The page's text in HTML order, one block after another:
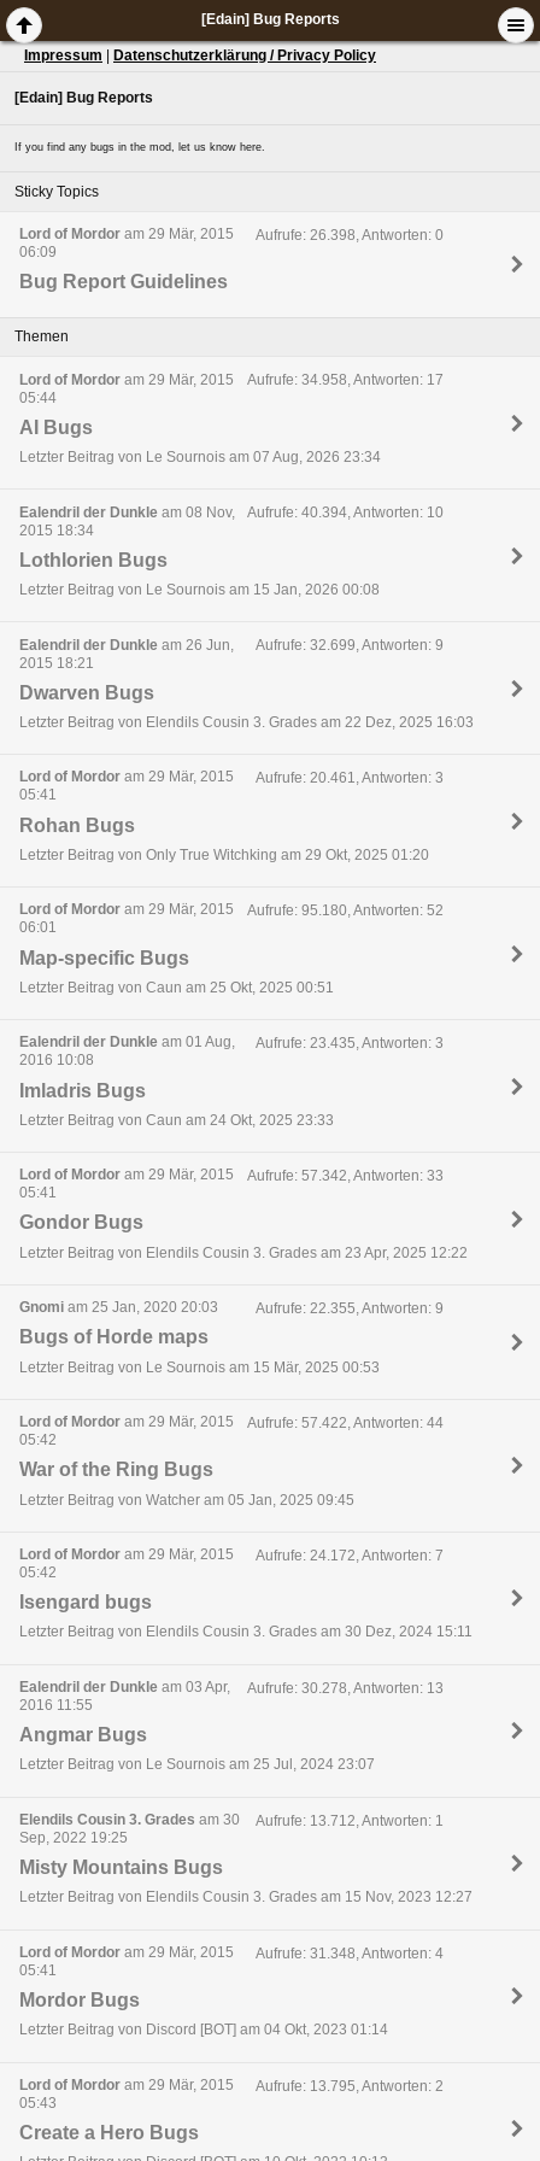
[Edain] Bug Reports
Impressum Datenschutzerklärung / Privacy Policy
[Edain] Bug Reports
If you find any bugs in the mod, let us know here.
Sticky Topics
Lord of Mordor am 29 Mär, 2015
06:09
Aufrufe: 26.398, Antworten: 0
Bug Report Guidelines
Themen
Lord of Mordor am 29 Mär, 2015
05:44
Aufrufe: 34.958, Antworten: 17
AI Bugs
Letzter Beitrag von Le Sournois am 07 Aug, 2026 23:34
Ealendril der Dunkle am 08 Nov,
2015 18:34
Aufrufe: 40.394, Antworten: 10
Lothlorien Bugs
Letzter Beitrag von Le Sournois am 15 Jan, 2026 00:08
Ealendril der Dunkle am 26 Jun,
2015 18:21
Aufrufe: 32.699, Antworten: 9
Dwarven Bugs
Letzter Beitrag von Elendils Cousin 3. Grades am 22 Dez, 2025 16:03
Lord of Mordor am 29 Mär, 2015
05:41
Aufrufe: 20.461, Antworten: 3
Rohan Bugs
Letzter Beitrag von Only True Witchking am 29 Okt, 2025 01:20
Lord of Mordor am 29 Mär, 2015
06:01
Aufrufe: 95.180, Antworten: 52
Map-specific Bugs
Letzter Beitrag von Caun am 25 Okt, 2025 00:51
Ealendril der Dunkle am 01 Aug,
2016 10:08
Aufrufe: 23.435, Antworten: 3
Imladris Bugs
Letzter Beitrag von Caun am 24 Okt, 2025 23:33
Lord of Mordor am 29 Mär, 2015
05:41
Aufrufe: 57.342, Antworten: 33
Gondor Bugs
Letzter Beitrag von Elendils Cousin 3. Grades am 23 Apr, 2025 12:22
Gnomi am 25 Jan, 2020 20:03 Aufrufe: 22.355, Antworten: 9
Bugs of Horde maps
Letzter Beitrag von Le Sournois am 15 Mär, 2025 00:53
Lord of Mordor am 29 Mär, 2015
05:42
Aufrufe: 57.422, Antworten: 44
War of the Ring Bugs
Letzter Beitrag von Watcher am 05 Jan, 2025 09:45
Lord of Mordor am 29 Mär, 2015
05:42
Aufrufe: 24.172, Antworten: 7
Isengard bugs
Letzter Beitrag von Elendils Cousin 3. Grades am 30 Dez, 2024 15:11
Ealendril der Dunkle am 03 Apr,
2016 11:55
Aufrufe: 30.278, Antworten: 13
Angmar Bugs
Letzter Beitrag von Le Sournois am 25 Jul, 2024 23:07
Elendils Cousin 3. Grades am 30
Sep, 2022 19:25
Aufrufe: 13.712, Antworten: 1
Misty Mountains Bugs
Letzter Beitrag von Elendils Cousin 3. Grades am 15 Nov, 2023 12:27
Lord of Mordor am 29 Mär, 2015
05:41
Aufrufe: 31.348, Antworten: 4
Mordor Bugs
Letzter Beitrag von Discord [BOT] am 04 Okt, 2023 01:14
Lord of Mordor am 29 Mär, 2015
05:43
Aufrufe: 13.795, Antworten: 2
Create a Hero Bugs